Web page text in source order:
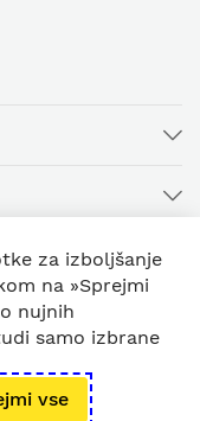
pridržane
za izboljšanje
na »Sprejmi
nujnih
samo izbrane
vse